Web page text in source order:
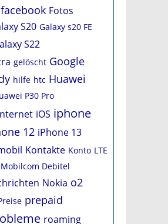
facebook Fotos
S20 Galaxy s20 FE
S22
gelöscht Google
hilfe htc Huawei
P30 Pro
iOS iphone
12 iPhone 13
Kontakte Konto LTE
Mobilcom Debitel
Nokia o2
prepaid
roaming